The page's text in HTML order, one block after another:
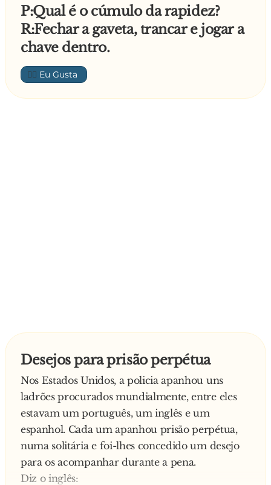
P:Qual é o cúmulo da rapidez?
R:Fechar a gaveta, trancar e jogar a
chave dentro.
👍🏼
Desejos para prisão perpétua
Nos Estados Unidos, a policia apanhou uns
ladrões procurados mundialmente, entre eles
estavam um português, um inglês e um
espanhol. Cada um apanhou prisão perpétua,
numa solitária e foi-lhes concedido um desejo
para os acompanhar durante a pena.
Diz o inglês: